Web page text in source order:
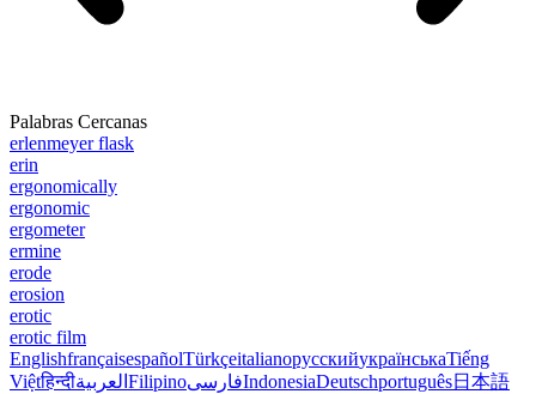
Palabras Cercanas
erlenmeyer flask
erin
ergonomically
ergonomic
ergometer
ermine
erode
erosion
erotic
erotic film
EnglishfrançaisespañolTürkçeitalianoрусскийукраїнськаTiếng
Việtहिन्दीالعربية FilipinoفارسیIndonesiaDeutschportuguês日本語